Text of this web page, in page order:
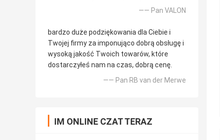
—— Pan VALON
bardzo duże podziękowania dla Ciebie i
Twojej firmy za imponująco dobrą obsługę i
wysoką jakość Twoich towarów, które
dostarczyłeś nam na czas, dobrą cenę.
—— Pan RB van der Merwe
IM ONLINE CZAT TERAZ